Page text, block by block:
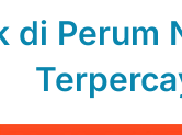
di Perum